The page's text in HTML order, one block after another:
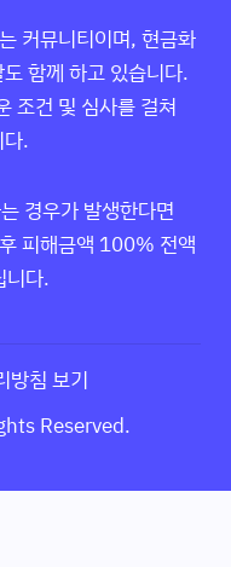
커뮤니티이며, 현금화
함께 하고 있습니다.
조건 및 심사를 걸쳐
.
경우가 발생한다면
피해금액 100% 전액
니다.
방침 보기
Reserved.